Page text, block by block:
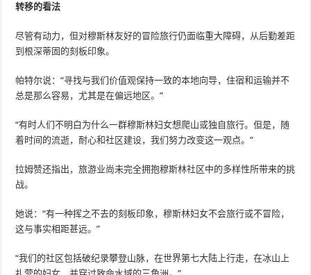
转移的看法
尽管有动力，但对穆斯林友好的冒险旅行仍面临重大障碍，从后勤差距
到根深蒂固的刻板印象。
帕特尔说：“寻找与我们价值观保持一致的本地向导，住宿和运输并不
总是那么容易，尤其是在偏远地区。”
“有时人们不明白为什么一群穆斯林妇女想爬山或独自旅行。但是，随
着时间的流逝，耐心和社区建设，我们努力改变这一观点。”
拉姆赞还指出，旅游业尚未完全拥抱穆斯林社区中的多样性所带来的挑
战。
她说：“有一种挥之不去的刻板印象，穆斯林妇女不会旅行或不冒险，
这与事实相距甚远。”
“我们的社区包括破纪录攀登山脉，在世界第七大陆上行走，在冰山上